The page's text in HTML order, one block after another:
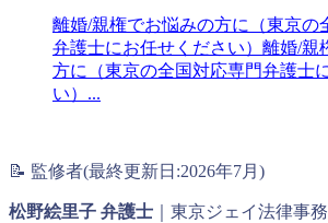
離婚/親権でお悩みの方に（東京の
弁護士にお任せください） 離婚/親
方に（東京の全国対応専門弁護士
い）...
📝 監修者(最終更新日:2026年7月)
松野絵里子 弁護士 ｜東京ジェイ法律事